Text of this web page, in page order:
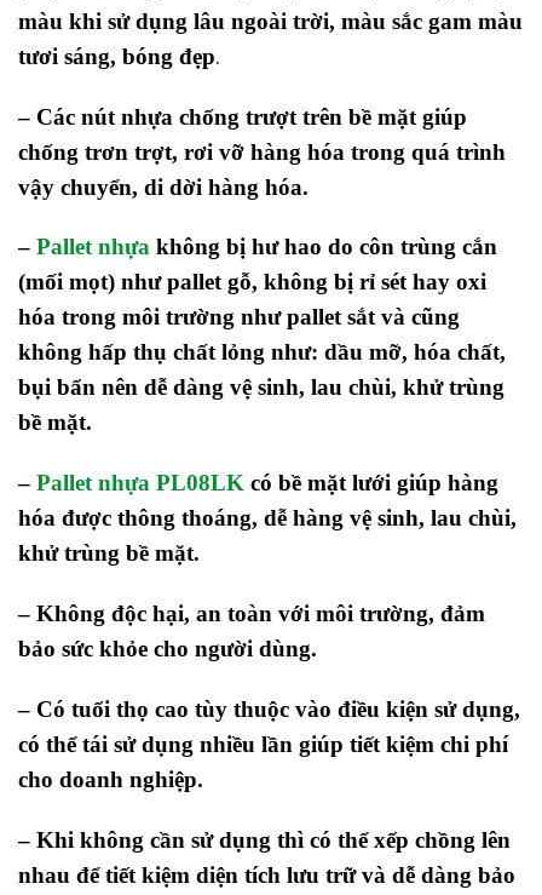
màu khi sử dụng lâu ngoài trời, màu sắc gam màu
tươi sáng, bóng đẹp
– Các nút nhựa chống trượt trên bề mặt giúp
chống trơn trợt, rơi vỡ hàng hóa trong quá trình
vậy chuyển, di dời hàng hóa.
– Pallet nhựa không bị hư hao do côn trùng cắn
(mối mọt) như pallet gỗ, không bị rỉ sét hay oxi
hóa trong môi trường như pallet sắt và cũng
không hấp thụ chất lỏng như: dầu mỡ, hóa chất,
bụi bẩn nên dễ dàng vệ sinh, lau chùi, khử trùng
bề mặt.
– Pallet nhựa PL08LK có bề mặt lưới giúp hàng
hóa được thông thoáng, dễ hàng vệ sinh, lau chùi,
khử trùng bề mặt.
– Không độc hại, an toàn với môi trường, đảm
bảo sức khỏe cho người dùng.
– Có tuổi thọ cao tùy thuộc vào điều kiện sử dụng,
có thể tái sử dụng nhiều lần giúp tiết kiệm chi phí
cho doanh nghiệp.
– Khi không cần sử dụng thì có thể xếp chồng lên
nhau để tiết kiệm diện tích lưu trữ và dễ dàng bảo